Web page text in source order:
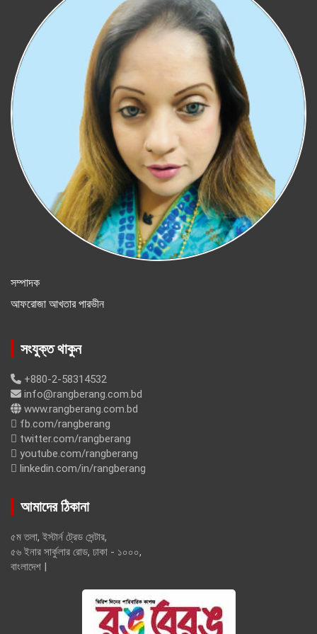
সম্পাদক
আফরোজা আখতার পারভীন
সংযুক্ত থাকুন
+880-2-58314532
info@rangberang.com.bd
www.rangberang.com.bd
fb.com/rangberang
twitter.com/rangberang
youtube.com/rangberang
linkedin.com/in/rangberang
আমাদের ঠিকানা
৫ম তলা, ইস্টার্ন ট্রেড সেন্টার,
৫৬ ইনার সার্কুলার রোড, ঢাকা - ১০০০,
বাংলাদেশ |